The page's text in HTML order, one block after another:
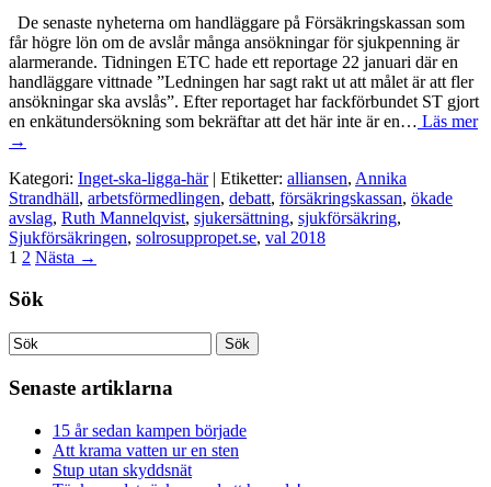
De senaste nyheterna om handläggare på Försäkringskassan som
får högre lön om de avslår många ansökningar för sjukpenning är
alarmerande. Tidningen ETC hade ett reportage 22 januari där en
handläggare vittnade ”Ledningen har sagt rakt ut att målet är att fler
ansökningar ska avslås”. Efter reportaget har fackförbundet ST gjort
en enkätundersökning som bekräftar att det här inte är en… Läs mer
→
Kategori: Inget-ska-ligga-här | Etiketter: alliansen, Annika
Strandhäll, arbetsförmedlingen, debatt, försäkringskassan, ökade
avslag, Ruth Mannelqvist, sjukersättning, sjukförsäkring,
Sjukförsäkringen, solrosuppropet.se, val 2018
1 2 Nästa →
Sök
Senaste artiklarna
15 år sedan kampen började
Att krama vatten ur en sten
Stup utan skyddsnät